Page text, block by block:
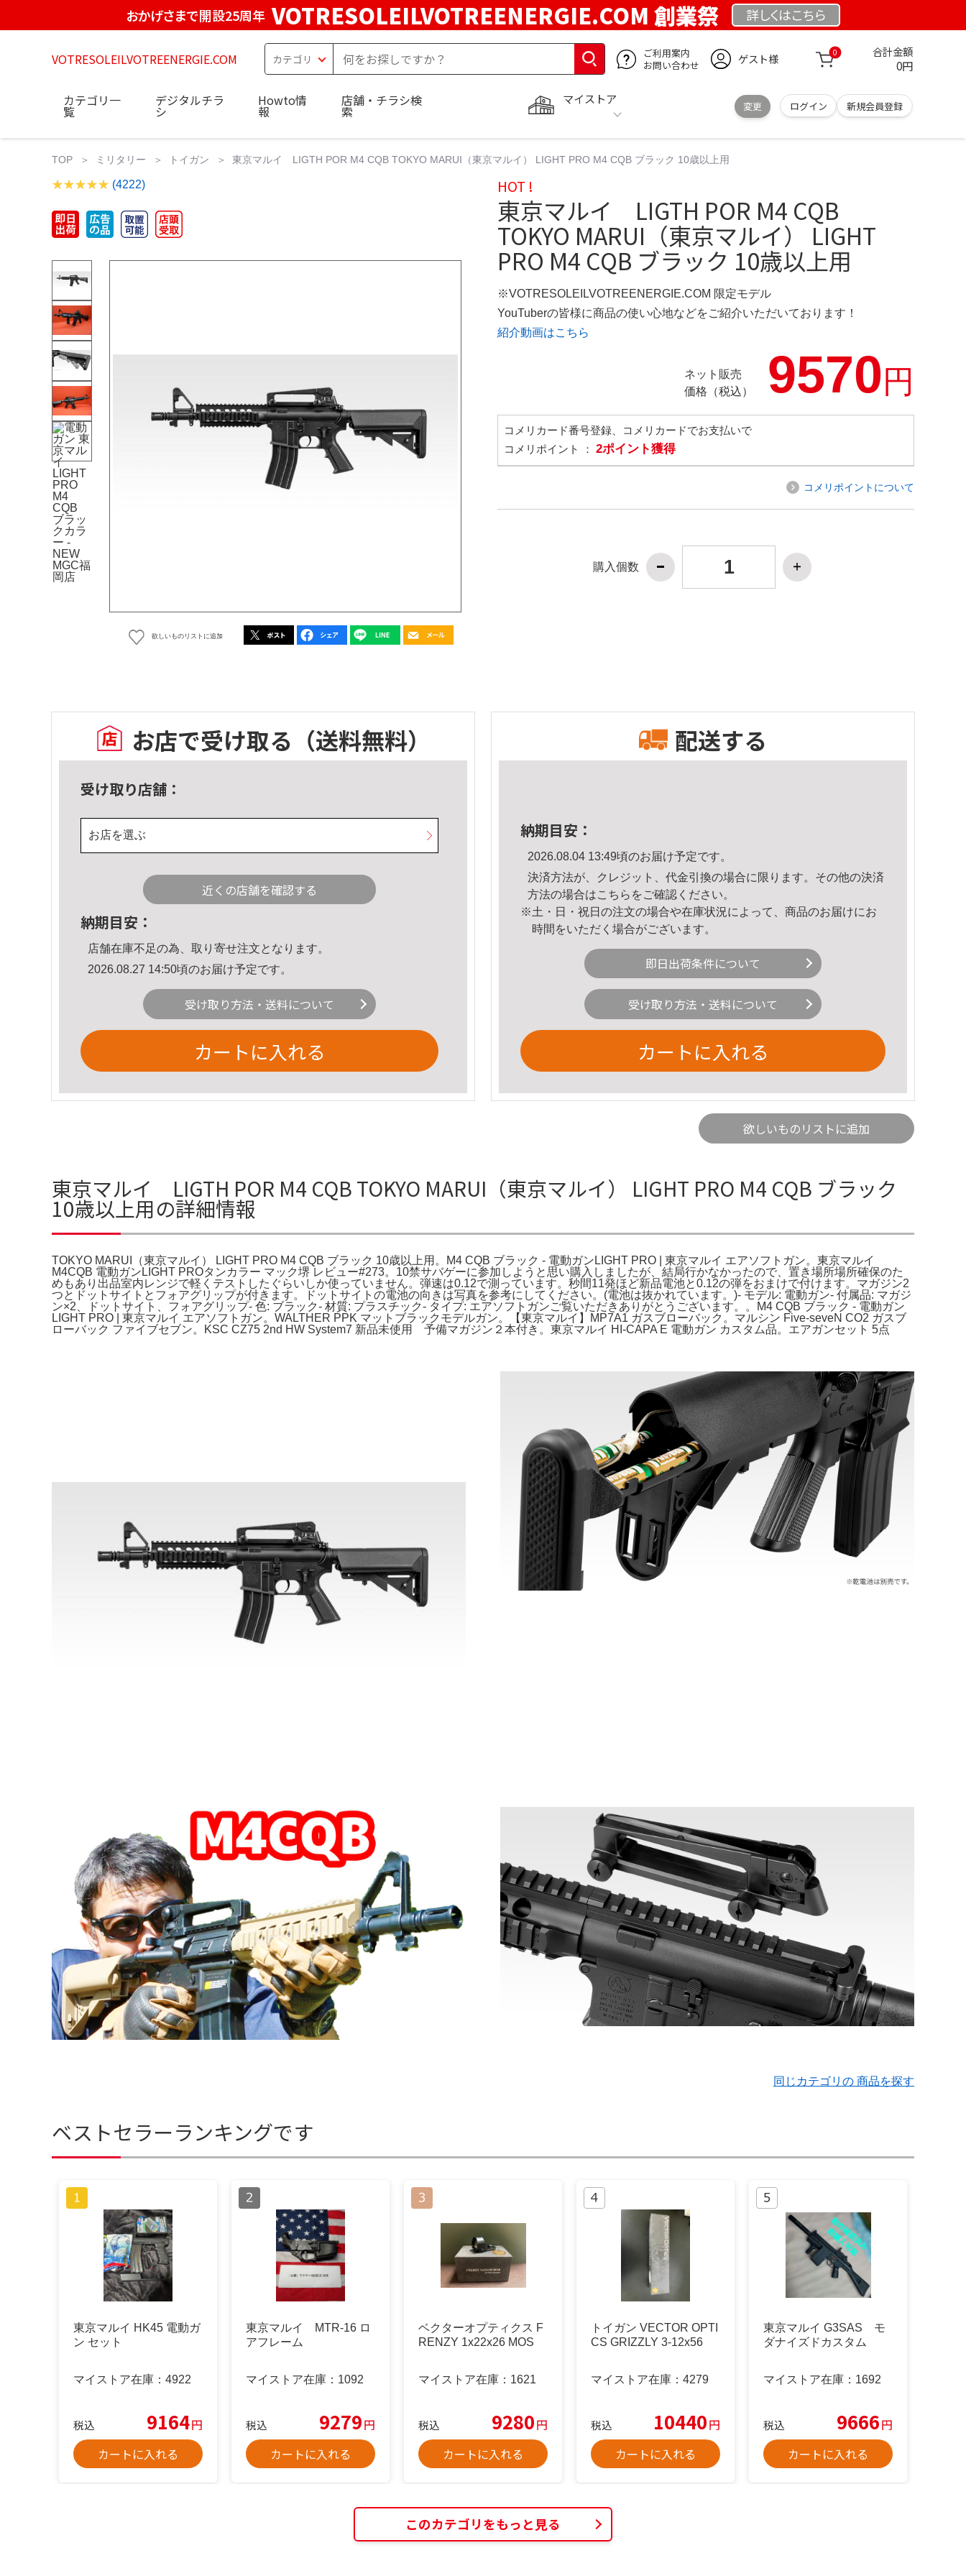
おかげさまで開設25周年 VOTRESOLEILVOTREENERGIE.COM 創業祭 詳しくはこちら
VOTRESOLEILVOTREENERGIE.COM
ご利用案内
お問い合わせ
ゲスト様 0 合計金額
0円
マイストア
変更 ログイン 新規会員登録
カテゴリ一
覧
デジタルチラ
シ
Howto情
報
店舗・チラシ検
索
TOP ミリタリー トイガン 東京マルイ LIGTH POR M4 CQB TOKYO MARUI（東京マルイ） LIGHT PRO M4 CQB ブラック 10歳以上用
(4222)
欲しいものリストに追加
HOT !
東京マルイ LIGTH POR M4 CQB
TOKYO MARUI（東京マルイ） LIGHT
PRO M4 CQB ブラック 10歳以上用
※VOTRESOLEILVOTREENERGIE.COM 限定モデル
YouTuberの皆様に商品の使い心地などをご紹介いただいております！
紹介動画はこちら
ネット販売
価格（税込）
9570円
コメリカード番号登録、コメリカードでお支払いで
コメリポイント ： 2ポイント獲得
コメリポイントについて
購入個数
お店で受け取る （送料無料）
受け取り店舗：
お店を選ぶ
近くの店舗を確認する
納期目安：
店舗在庫不足の為、取り寄せ注文となります。
2026.08.27 14:50頃のお届け予定です。
受け取り方法・送料について
カートに入れる
配送する
納期目安：
2026.08.04 13:49頃のお届け予定です。
決済方法が、クレジット、代金引換の場合に限ります。その他の決済
方法の場合はこちら をご確認ください。
※土・日・祝日の注文の場合や在庫状況によって、商品のお届けにお
時間をいただく場合がございます。
即日出荷条件について
受け取り方法・送料について
カートに入れる
欲しいものリストに追加
東京マルイ LIGTH POR M4 CQB TOKYO MARUI（東京マルイ） LIGHT PRO M4 CQB ブラック
10歳以上用の詳細情報
TOKYO MARUI（東京マルイ） LIGHT PRO M4 CQB ブラック 10歳以上用。M4 CQB ブラック - 電動ガンLIGHT PRO | 東京マルイ エアソフトガン。東京マルイ
M4CQB 電動ガンLIGHT PROタンカラー マック堺 レビュー#273。10禁サバゲーに参加しようと思い購入しましたが、結局行かなかったので、置き場所場所確保のた
めもあり出品室内レンジで軽くテストしたぐらいしか使っていません。弾速は0.12で測っています。秒間11発ほど新品電池と0.12の弾をおまけで付けます。マガジン2
つとドットサイトとフォアグリップが付きます。ドットサイトの電池の向きは写真を参考にしてください。(電池は抜かれています。)- モデル: 電動ガン- 付属品: マガジ
ン×2、ドットサイト、フォアグリップ- 色: ブラック- 材質: プラスチック- タイプ: エアソフトガンご覧いただきありがとうございます。。M4 CQB ブラック - 電動ガン
LIGHT PRO | 東京マルイ エアソフトガン。WALTHER PPK マットブラックモデルガン。【東京マルイ】MP7A1 ガスブローバック。マルシン Five-seveN CO2 ガスブ
ローバック ファイブセブン。KSC CZ75 2nd HW System7 新品未使用 予備マガジン２本付き。東京マルイ HI-CAPA E 電動ガン カスタム品。エアガンセット 5点
同じカテゴリの 商品を探す
ベストセラーランキングです
東京マルイ HK45 電動ガ
ン セット
マイストア在庫： 4922
税込 9164円
カートに入れる
東京マルイ MTR-16 ロ
アフレーム
マイストア在庫： 1092
税込 9279円
カートに入れる
ベクターオプティクス F
RENZY 1x22x26 MOS
マイストア在庫： 1621
税込 9280円
カートに入れる
トイガン VECTOR OPTI
CS GRIZZLY 3-12x56
マイストア在庫： 4279
税込 10440円
カートに入れる
東京マルイ G3SAS モ
ダナイズドカスタム
マイストア在庫： 1692
税込 9666円
カートに入れる
このカテゴリをもっと見る